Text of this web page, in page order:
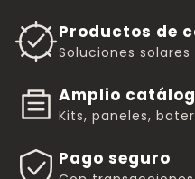
Productos de
Soluciones
Amplio
Kits, paneles,
Pago seguro